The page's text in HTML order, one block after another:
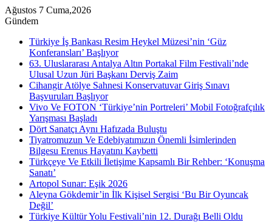
Ağustos 7 Cuma,2026
Gündem
Türkiye İş Bankası Resim Heykel Müzesi’nin ‘Güz
Konferansları’ Başlıyor
63. Uluslararası Antalya Altın Portakal Film Festivali’nde
Ulusal Uzun Jüri Başkanı Derviş Zaim
Cihangir Atölye Sahnesi Konservatuvar Giriş Sınavı
Başvuruları Başlıyor
Vivo Ve FOTON ‘Türkiye’nin Portreleri’ Mobil Fotoğrafçılık
Yarışması Başladı
Dört Sanatçı Aynı Hafızada Buluştu
Tiyatromuzun Ve Edebiyatımızın Önemli İsimlerinden
Bilgesu Erenus Hayatını Kaybetti
Türkçeye Ve Etkili İletişime Kapsamlı Bir Rehber: ‘Konuşma
Sanatı’
Artopol Sunar: Eşik 2026
Aleyna Gökdemir’in İlk Kişisel Sergisi ‘Bu Bir Oyuncak
Değil’
Türkiye Kültür Yolu Festivali’nin 12. Durağı Belli Oldu